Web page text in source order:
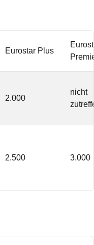
Eurostar Plus
2.000
nicht
2.500 3.000